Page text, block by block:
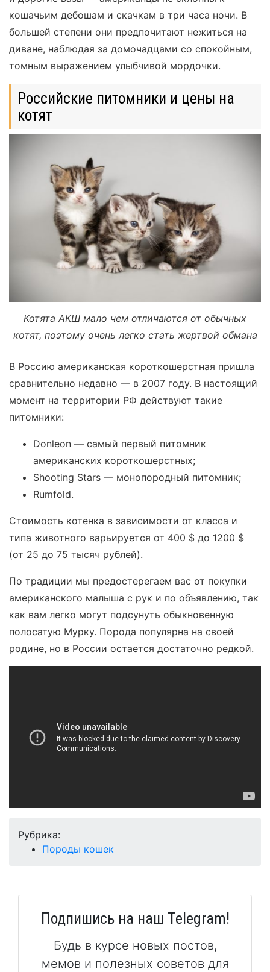
кошачьим дебошам и скачкам в три часа ночи. В
большей степени они предпочитают нежиться на
диване, наблюдая за домочадцами со спокойным,
томным выражением улыбчивой мордочки.
Российские питомники и цены на
котят
Котята АКШ мало чем отличаются от обычных
котят, поэтому очень легко стать жертвой обмана
В Россию американская короткошерстная пришла
сравнительно недавно — в 2007 году. В настоящий
момент на территории РФ действуют такие
питомники:
Donleon — самый первый питомник
американских короткошерстных;
Shooting Stars — монопородный питомник;
Rumfold.
Стоимость котенка в зависимости от класса и
типа животного варьируется от 400 $ до 1200 $
(от 25 до 75 тысяч рублей).
По традиции мы предостерегаем вас от покупки
американского малыша с рук и по объявлению, так
как вам легко могут подсунуть обыкновенную
полосатую Мурку. Порода популярна на своей
родине, но в России остается достаточно редкой.
Рубрика:
Породы кошек
Подпишись на наш Telegram!
Будь в курсе новых постов,
мемов и полезных советов для